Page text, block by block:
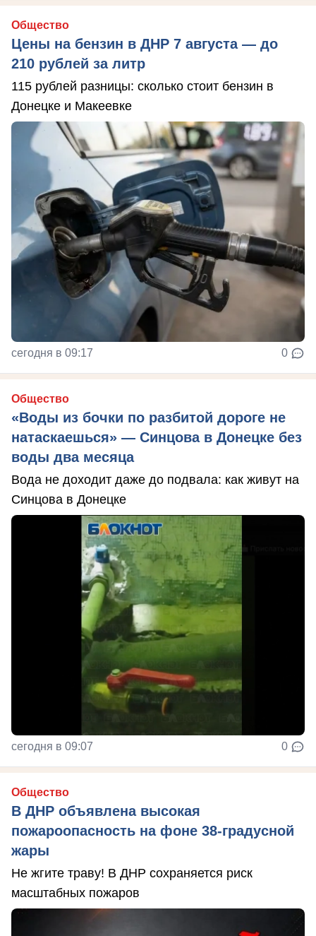
Общество
Цены на бензин в ДНР 7 августа — до
210 рублей за литр
115 рублей разницы: сколько стоит бензин в
Донецке и Макеевке
сегодня в 09:17 0
Общество
«Воды из бочки по разбитой дороге не
натаскаешься» — Синцова в Донецке без
воды два месяца
Вода не доходит даже до подвала: как живут на
Синцова в Донецке
сегодня в 09:07 0
Общество
В ДНР объявлена высокая
пожароопасность на фоне 38-градусной
жары
Не жгите траву! В ДНР сохраняется риск
масштабных пожаров